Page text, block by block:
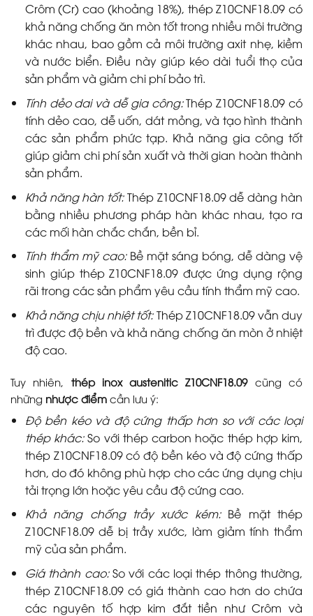
Crôm (Cr) cao (khoảng 18%), thép Z10CNF18.09 có
khả năng chống ăn mòn tốt trong nhiều môi trường
khác nhau, bao gồm cả môi trường axit nhẹ, kiềm
và nước biển. Điều này giúp kéo dài tuổi thọ của
sản phẩm và giảm chi phí bảo trì.
Tính dẻo dai và dễ gia công:Thép Z10CNF18.09 có
tính dẻo cao, dễ uốn, dát mỏng, và tạo hình thành
các sản phẩm phức tạp. Khả năng gia công tốt
giúp giảm chi phí sản xuất và thời gian hoàn thành
sản phẩm.
Khả năng hàn tốt:Thép Z10CNF18.09 dễ dàng hàn
bằng nhiều phương pháp hàn khác nhau, tạo ra
các mối hàn chắc chắn, bền bỉ.
Tính thẩm mỹ cao:Bề mặt sáng bóng, dễ dàng vệ
sinh giúp thép Z10CNF18.09 được ứng dụng rộng
rãi trong các sản phẩm yêu cầu tính thẩm mỹ cao.
Khả năng chịu nhiệt tốt:Thép Z10CNF18.09 vẫn duy
trì được độ bền và khả năng chống ăn mòn ở nhiệt
độ cao.
Tuy nhiên, thép inox austenitic Z10CNF18.09cũng có
những nhược điểm cần lưu ý:
Độ bền kéo và độ cứng thấp hơn so với các loại
thép khác:So với thép carbon hoặc thép hợp kim,
thép Z10CNF18.09 có độ bền kéo và độ cứng thấp
hơn, do đó không phù hợp cho các ứng dụng chịu
tải trọng lớn hoặc yêu cầu độ cứng cao.
Khả năng chống trầy xước kém:Bề mặt thép
Z10CNF18.09 dễ bị trầy xước, làm giảm tính thẩm
mỹ của sản phẩm.
Giá thành cao:So với các loại thép thông thường,
thép Z10CNF18.09 có giá thành cao hơn do chứa
các nguyên tố hợp kim đắt tiền như Crôm và